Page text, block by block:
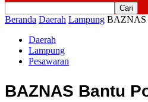
Beranda Daerah Lampung BAZNAS
Daerah
Lampung
Pesawaran
BAZNAS Bantu